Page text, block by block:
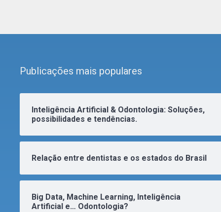
Publicações mais populares
Inteligência Artificial & Odontologia: Soluções,
possibilidades e tendências.
Relação entre dentistas e os estados do Brasil
Big Data, Machine Learning, Inteligência
Artificial e… Odontologia?